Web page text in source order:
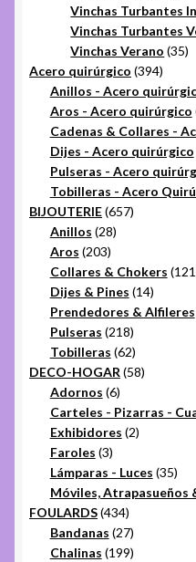
Vinchas Turbantes
Vinchas Turbantes
Vinchas Verano 3535
Acero quirúrgico 394394
Anillos - Acero
Aros - Acero quirúrgico
Cadenas & Collares -
Dijes - Acero quirúrgico
Pulseras - Acero
Tobilleras - Acero
BIJOUTERIE 657657
Anillos 2828
Aros 203203
productos
Collares & Chokers 121
Dijes & Pines 1414
Prendedores & Alfileres
Pulseras 218218
productos
Tobilleras 6262
productos
DECO-HOGAR 5858
Adornos 66
productos
Carteles - Pizarras -
Exhibidores 22
Faroles 33
productos
Lámparas - Luces 3535
Móviles, Atrapasueños
FOULARDS 434434
productos
Bandanas 2727
productos
Chalinas 199199